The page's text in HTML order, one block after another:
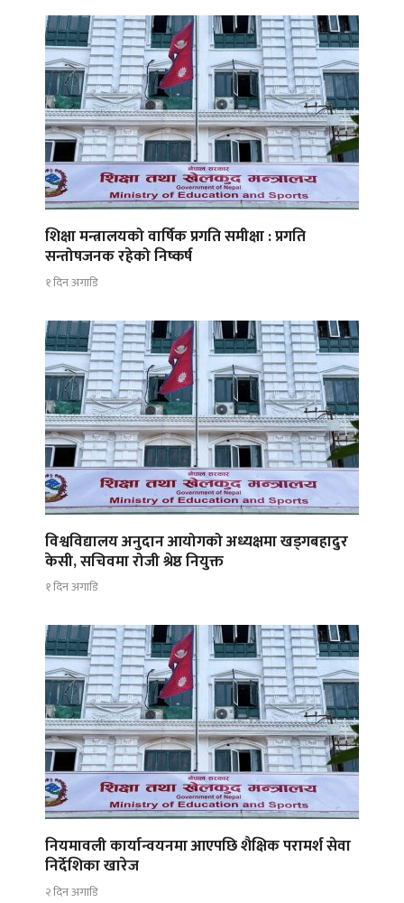
शिक्षा मन्त्रालयको वार्षिक प्रगति समीक्षा : प्रगति
सन्तोषजनक रहेको निष्कर्ष
१ दिन अगाडि
विश्वविद्यालय अनुदान आयोगको अध्यक्षमा खड्गबहादुर
केसी, सचिवमा रोजी श्रेष्ठ नियुक्त
१ दिन अगाडि
नियमावली कार्यान्वयनमा आएपछि शैक्षिक परामर्श सेवा
निर्देशिका खारेज
२ दिन अगाडि